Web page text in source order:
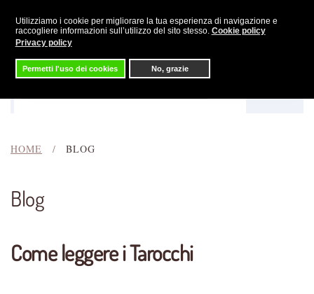
Utilizziamo i cookie per migliorare la tua esperienza di navigazione e
raccogliere informazioni sull’utilizzo del sito stesso. Cookie policy
Privacy policy
Permetti l'uso dei cookies No, grazie
Skip to main content
HOME BLOG
Blog
Come leggere i Tarocchi